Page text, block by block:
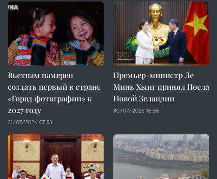
Вьетнам намерен
создать первый в стране
«Город фотографии» к
2027 году
31/07/2026 07:53
Премьер-министр Ле
Минь Хынг принял Посла
Новой Зеландии
30/07/2026 16:58